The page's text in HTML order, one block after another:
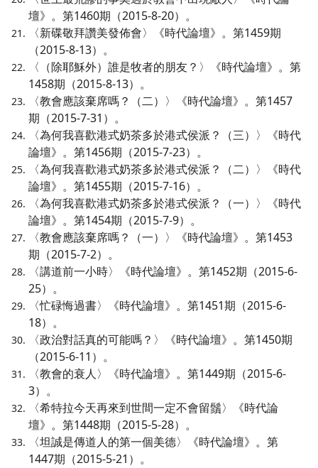
壇》。第1460期（2015-8-20）。
〈新碟敬拜讚美發佈會〉《時代論壇》。第1459期
（2015-8-13）。
〈（除耶穌外）誰是牧者的朋友？〉《時代論壇》。第
1458期（2015-8-13）。
〈教會應該棄席嗎？（二）〉《時代論壇》。第1457
期（2015-7-31）。
〈為何我喜歡港式奶茶多於港式侯派？（三）〉《時代
論壇》。第1456期（2015-7-23）。
〈為何我喜歡港式奶茶多於港式侯派？（二）〉《時代
論壇》。第1455期（2015-7-16）。
〈為何我喜歡港式奶茶多於港式侯派？（一）〉《時代
論壇》。第1454期（2015-7-9）。
〈教會應該棄席嗎？（一）〉《時代論壇》。第1453
期（2015-7-2）。
〈講道前一小時〉《時代論壇》。第1452期（2015-6-
25）。
〈忙碌悔過書〉《時代論壇》。第1451期（2015-6-
18）。
〈政治對話真的可能嗎？〉《時代論壇》。第1450期
（2015-6-11）。
〈教會的衰人〉《時代論壇》。第1449期（2015-6-
3）。
〈希特拉今天再來到世間一定不會留鬚〉《時代論
壇》。第1448期（2015-5-28）。
〈坦誠是傳道人的第一個美德〉《時代論壇》。第
1447期（2015-5-21）。